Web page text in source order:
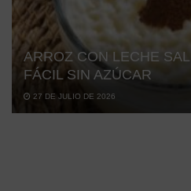
ARROZ CON LECHE
FÁCIL SIN AZÚCAR
27 DE JULIO DE 2026